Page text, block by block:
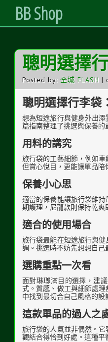
BB Shop
聰明選擇
Posted by: 全城 FLASH |
聰明選擇行李袋
想為短途旅行與健身外出
篇指南整理了挑選與保養
用料的講究
旅行袋的工藝細節，例如
但賞心悅目，更能讓單品陪
保養小心思
適當的保養能讓旅行袋維
期護理，尼龍款則保持乾爽
適合的使用場合
旅行袋最能在短途旅行與
調。挑選時不妨先想想自
選購重點一次看
面對琳瑯滿目的選擇，建
式。質感、做工與細節處
中找到最切合自己風格的設
這款單品的過人之
旅行袋的人氣並非偶然。
觀結合得恰到好處。這種